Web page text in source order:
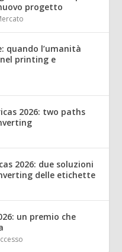
progetto
quando l’umanità
printing e
2026: two paths
2026: due soluzioni
delle etichette
un premio che